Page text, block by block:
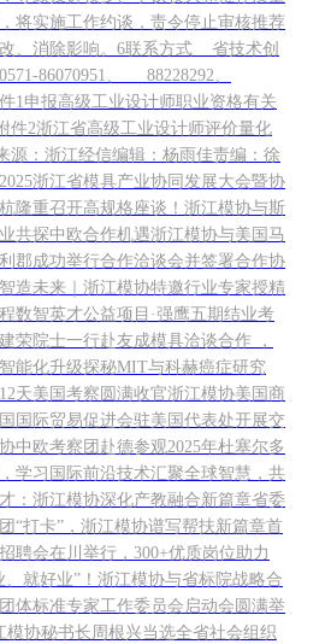
将实施工作约谈，责令停止审核推荐
、消除影响。6联系方式 省技术创
86070951、 88228292、
1申报高级工业设计师职业资格有关
件2浙江省高级工业设计师评价量化
源：浙江经信编辑：杨雨佳责编：徐
浙江省模具产业协同发展大会暨协
隆重召开高规格座谈！浙江模协与斯
共探中欧合作机遇浙江模协与美国马
郡成功举行合作洽谈会并签署合作协
造未来｜浙江模协特邀行业专家授精
数智英才公益项目·强鹰五期结业考
荣院士一行赴友成模具洽谈合作 ，
能化升级探秘MIT与科赫癌症研究
天美国考察圆满收官浙江模协美国商
国际贸易促进会驻美国代表处开展交
中欧考察团赴德参观2025年杜塞尔多
学习国际前沿技术汇聚全球智慧，共
：浙江模协深化产教融合新篇章省委
“打卡”，浙江模协谱写帮扶新篇章首
聘会在川举行，300+优质岗位助力
、就好业”！浙江模协与省标院战略合
体标准专家工作委员会启动会圆满举
模协秘书长周根兴当选全省社会组织